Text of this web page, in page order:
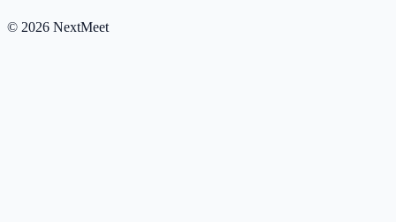
© 2026 NextMeet